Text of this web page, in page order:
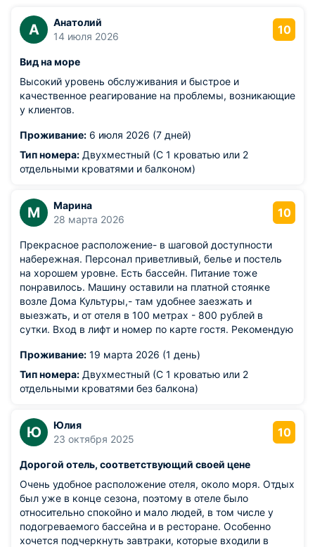
A
Aнатолий
14 июля 2026
10
Вид на море
Высокий уровень обслуживания и быстрое и
качественное реагирование на проблемы, возникающие
у клиентов.
Проживание: 6 июля 2026 (7 дней)
Тип номера: Двухместный (С 1 кроватью или 2
отдельными кроватями и балконом)
М
Марина
28 марта 2026
10
Прекрасное расположение- в шаговой доступности
набережная. Персонал приветливый, белье и постель
на хорошем уровне. Есть бассейн. Питание тоже
понравилось. Машину оставили на платной стоянке
возле Дома Культуры,- там удобнее заезжать и
выезжать, и от отеля в 100 метрах - 800 рублей в
сутки. Вход в лифт и номер по карте гостя. Рекомендую
Проживание: 19 марта 2026 (1 день)
Тип номера: Двухместный (С 1 кроватью или 2
отдельными кроватями без балкона)
Ю
Юлия
23 октября 2025
10
Дорогой отель, соответствующий своей цене
Очень удобное расположение отеля, около моря. Отдых
был уже в конце сезона, поэтому в отеле было
относительно спокойно и мало людей, в том числе у
подогреваемого бассейна и в ресторане. Особенно
хочется подчеркнуть завтраки, которые входили в